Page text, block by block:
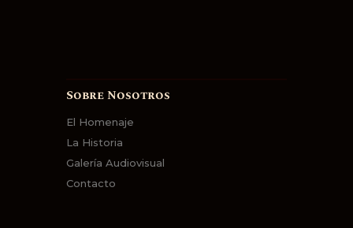
Sobre Nosotros
El Homenaje
La Historia
Galería Audiovisual
Contacto